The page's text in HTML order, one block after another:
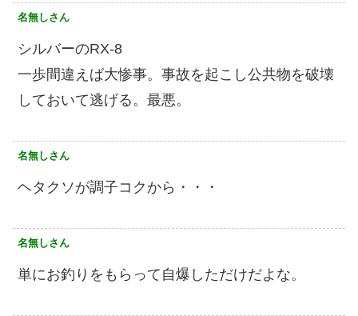
名無しさん
シルバーのRX-8
一歩間違えば大惨事。事故を起こし公共物を破壊
しておいて逃げる。最悪。
名無しさん
ヘタクソが調子コクから・・・
名無しさん
単にお釣りをもらって自爆しただけだよな。